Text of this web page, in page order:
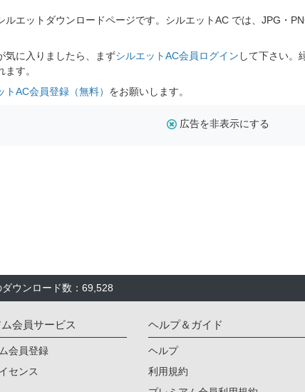
エットダウンロードページです。シルエットAC では、JPG・
気に入りましたら、まずシルエットAC会員ログイン して下さい。
す。
トAC会員登録（無料） をお願いします。
広告を非表示にする
ウンロード数：69,528
会員サービス
会員登録
センス
ヘルプ＆ガイド
ヘルプ
利用規約